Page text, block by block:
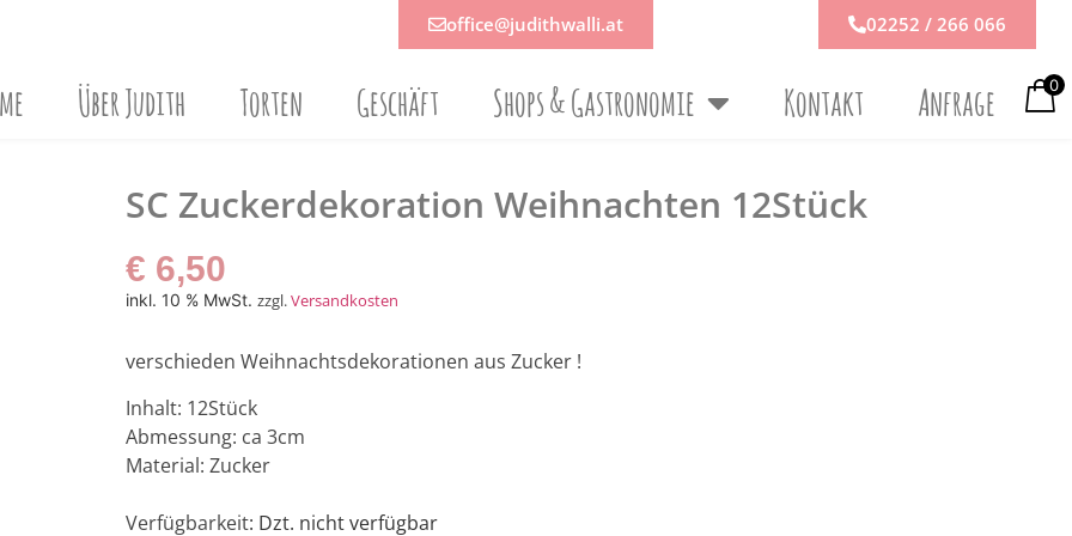
office@judithwalli.at 02252 / 266 066
Über Judith Torten Geschäft Shops & Gastronomie Kontakt Anfrage 0
SC Zuckerdekoration Weihnachten 12Stück
€ 6,50
inkl. 10 % MwSt. zzgl.Versandkosten
verschieden Weihnachtsdekorationen aus Zucker !
Inhalt: 12Stück
Abmessung: ca 3cm
Material: Zucker
Verfügbarkeit: Dzt. nicht verfügbar